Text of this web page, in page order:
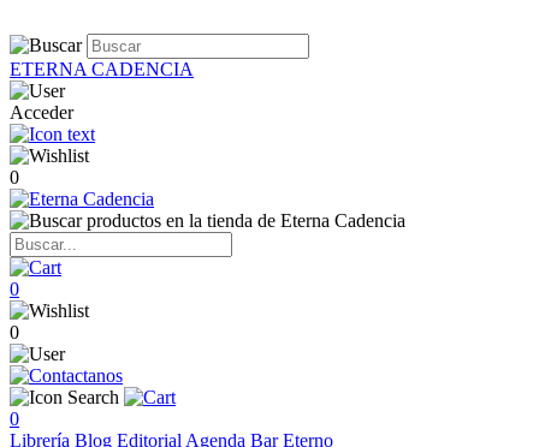
ETERNA CADENCIA
Acceder
0
0
0
0
Librería Blog Editorial Agenda Bar Eterno